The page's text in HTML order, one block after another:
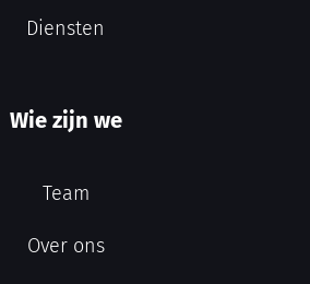
Diensten
Wie zijn we
Team
Over ons